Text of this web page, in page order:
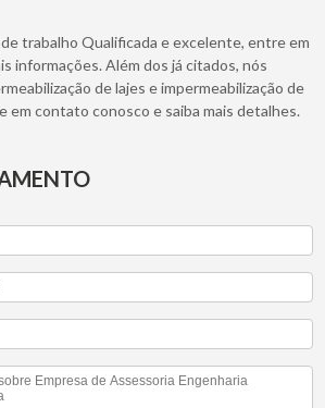
trabalho Qualificada e excelente, entre em
informações. Além dos já citados, nós
de lajes e impermeabilização de
em contato conosco e saiba mais detalhes.